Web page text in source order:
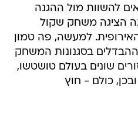
להשוות מול ההגנה
הציגה משחק שקול
למעשה, פה טמון
בסגנונות המשחק
שונים בעולם טושטשו,
כולם - חוץ